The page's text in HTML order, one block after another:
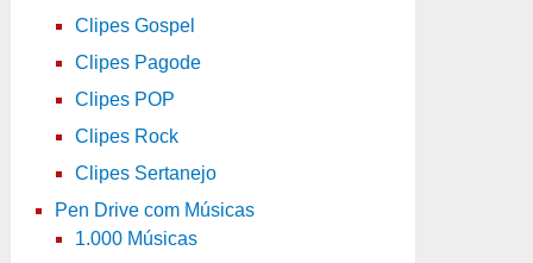
Clipes Gospel
Clipes Pagode
Clipes POP
Clipes Rock
Clipes Sertanejo
Pen Drive com Músicas
1.000 Músicas